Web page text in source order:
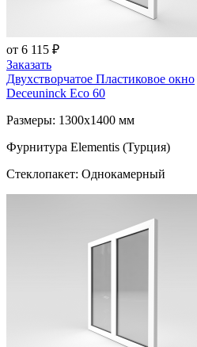
от 6 115 ₽
Заказать
Двухстворчатое Пластиковое окно
Deceuninck Eco 60
Размеры: 1300x1400 мм
Фурнитура Elementis (Турция)
Стеклопакет: Однокамерный